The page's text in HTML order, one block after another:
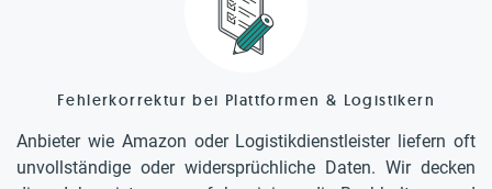
Fehlerkorrektur bei Plattformen & Logistikern
Anbieter wie Amazon oder Logistikdienstleister liefern oft
unvollständige oder widersprüchliche Daten. Wir decken